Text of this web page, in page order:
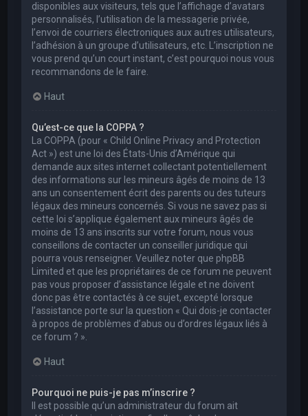
disponibles aux visiteurs, tels que l’affichage d’avatars
personnalisés, l’utilisation de la messagerie privée,
l’envoi de courriers électroniques aux autres utilisateurs,
l’adhésion à un groupe d’utilisateurs, etc. L’inscription ne
vous prend qu’un court instant, c’est pourquoi nous vous
recommandons de le faire.
Haut
Qu’est-ce que la COPPA ?
La COPPA (pour « Child Online Privacy and Protection
Act ») est une loi des États-Unis d’Amérique qui
demande aux sites internet collectant potentiellement
des informations sur les mineurs âgés de moins de 13
ans un consentement écrit des parents ou des tuteurs
légaux des mineurs concernés. Si vous ne savez pas si
cette loi s’applique également aux mineurs âgés de
moins de 13 ans inscrits sur votre forum, nous vous
conseillons de contacter un conseiller juridique qui
pourra vous renseigner. Veuillez noter que phpBB
Limited et que les propriétaires de ce forum ne peuvent
pas vous proposer d’assistance légale et ne doivent
donc pas être contactés à ce sujet, excepté lorsque
l’assistance porte sur la question « Qui dois-je contacter
à propos de problèmes d’abus ou d’ordres légaux liés à
ce forum ? ».
Haut
Pourquoi ne puis-je pas m’inscrire ?
Il est possible qu’un administrateur du forum ait